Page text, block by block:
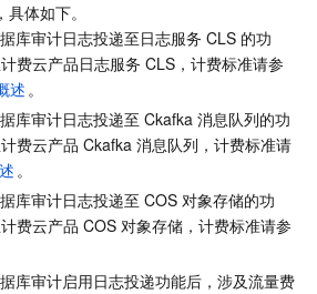
版
版
体如下。
库审计日志投递至日志服务 CLS 的功
费云产品日志服务 CLS，计费标准请参
述 。
库审计日志投递至 Ckafka 消息队列的功
费云产品 Ckafka 消息队列，计费标准请
。
库审计日志投递至 COS 对象存储的功
费云产品 COS 对象存储，计费标准请参
库审计启用日志投递功能后，涉及流量费